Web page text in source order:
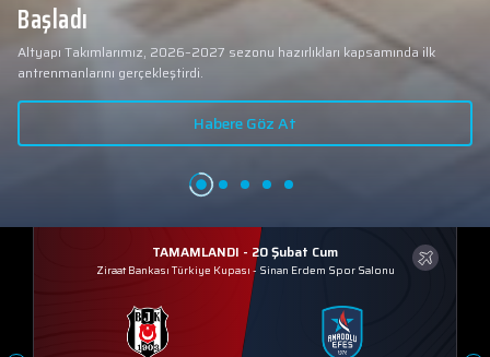
Başladı
Altyapı Takımlarımız, 2026–2027 sezonu hazırlıkları kapsamında ilk
antrenmanlarını gerçekleştirdi.
Habere Göz At
TAMAMLANDI - 20 Şubat Cum
Ziraat Bankası Türkiye Kupası - Sinan Erdem Spor Salonu